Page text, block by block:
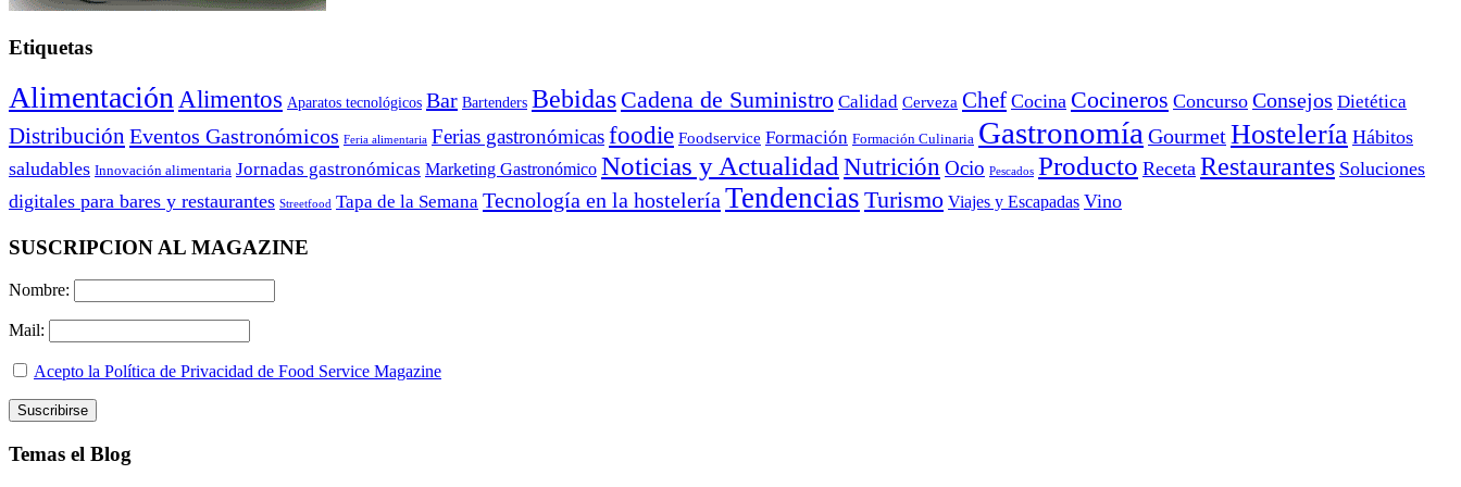
Etiquetas
Alimentación Alimentos Aparatos tecnológicos Bar Bartenders Bebidas Cadena de Suministro Calidad Cerveza Chef Cocina Cocineros Concurso Consejos Dietética
Distribución Eventos Gastronómicos Feria alimentaria Ferias gastronómicasfoodie Foodservice Formación Formación Culinaria Gastronomía GourmetHostelería Hábitos
saludables Innovación alimentaria Jornadas gastronómicas Marketing Gastronómico Noticias y Actualidad Nutrición Ocio Pescados Producto Receta Restaurantes Soluciones
digitales para bares y restaurantes Streetfood Tapa de la Semana Tecnología en la hostelería Tendencias Turismo Viajes y Escapadas Vino
SUSCRIPCION AL MAGAZINE
Nombre:
Mail:
Acepto la Política de Privacidad de Food Service Magazine
Temas el Blog